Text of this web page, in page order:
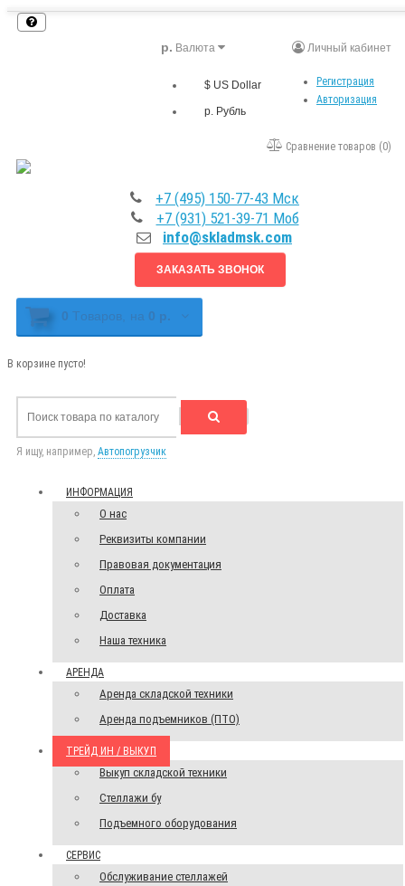
Личный кабинет
Регистрация
Авторизация
р. Валюта
$ US Dollar
р. Рубль
Сравнение товаров (0)
+7 (495) 150-77-43 Мск
+7 (931) 521-39-71 Моб
info@skladmsk.com
ЗАКАЗАТЬ ЗВОНОК
0 Tоваров, на 0 р.
В корзине пусто!
Я ищу, например, Автопогрузчик
ИНФОРМАЦИЯ
О нас
Реквизиты компании
Правовая документация
Оплата
Доставка
Наша техника
АРЕНДА
Аренда складской техники
Аренда подъемников (ПТО)
ТРЕЙД ИН / ВЫКУП
Выкуп складской техники
Стеллажи бу
Подъемного оборудования
СЕРВИС
Обслуживание стеллажей